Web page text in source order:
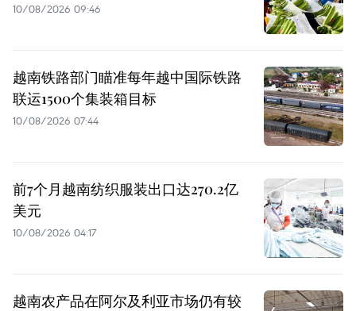
10/08/2026 09:46
越南铁路部门瞄准每年越中国际铁路
联运1500个集装箱目标
10/08/2026 07:44
前7个月越南纺织服装出口达270.2亿
美元
10/08/2026 04:17
越南农产品在阿尔及利亚市场仍有较